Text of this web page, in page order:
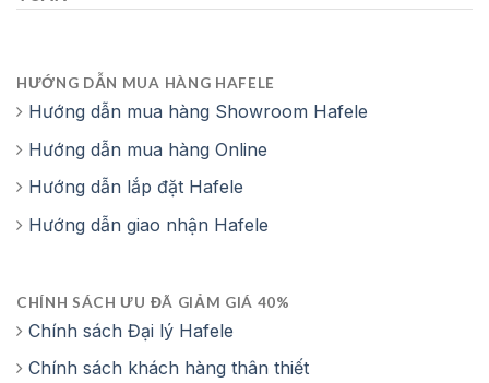
Công suất làm đông: 11 Kg/ 24h
Điện áp: 220-240 V
Tần số: 50 Hz
Kích thước: 1770C x 906R x 690S mm
Kích thước chiều rộng khi mở cửa:1656mm
HƯỚNG DẪN MUA HÀNG HAFELE
Hướng dẫn mua hàng Showroom Hafele
Hướng dẫn mua hàng Online
Hướng dẫn lắp đặt Hafele
Hướng dẫn giao nhận Hafele
CHÍNH SÁCH ƯU ĐÃ GIẢM GIÁ 40%
Chính sách Đại lý Hafele
Chính sách khách hàng thân thiết